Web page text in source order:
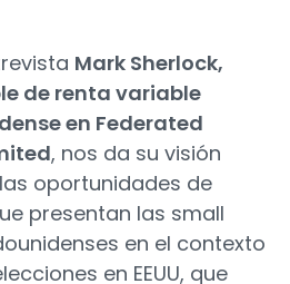
Mark Sherlock,
de renta variable
en Federated
, nos da su visión
oportunidades de
presentan las small
en el contexto
en EEUU, que